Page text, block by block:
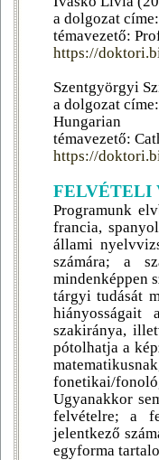
a dolgozat
témavezető:
https://
Szentgyörgyi
a dolgozat
Hungarian
témavezető:
https://
FELVÉTELI
Programunk
francia,
állami
számára; a
mindenképpen
tárgyi tudását
szakiránya,
pótolhatja a
fonetikai/
Ugyanakkor
felvételre; a
jelentkező
egyforma